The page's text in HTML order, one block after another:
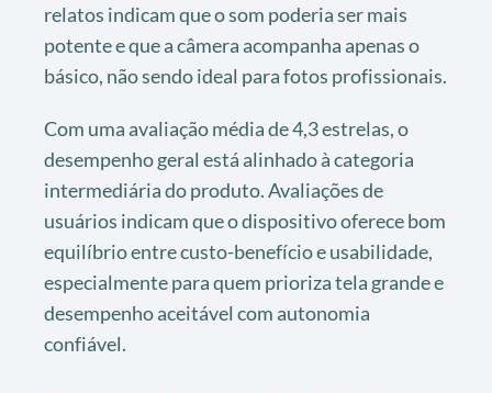
relatos indicam que o som poderia ser mais
potente e que a câmera acompanha apenas o
básico, não sendo ideal para fotos profissionais.
Com uma avaliação média de 4,3 estrelas, o
desempenho geral está alinhado à categoria
intermediária do produto. Avaliações de
usuários indicam que o dispositivo oferece bom
equilíbrio entre custo-benefício e usabilidade,
especialmente para quem prioriza tela grande e
desempenho aceitável com autonomia
confiável.